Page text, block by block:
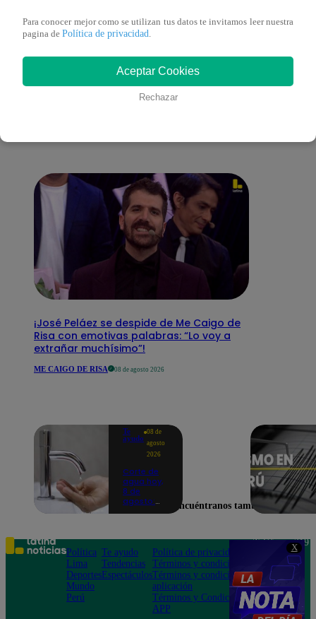
X
También te puede
¡José Peláez se despide de Me Caigo de
Risa con emotivas palabras: “Lo voy a
extrañar muchísimo”!
ME CAIGO DE RISA 08 de agosto 2026
Te
ayudo
08 de
agosto
2026
Corte de
agua hoy,
8 de
agosto:
sin el
servicio de
Sedapal
Para conocer mejor como se utilizan tus datos te invitamos leer nuestra
pagina de Política de privacidad
Aceptar Cookies
Rechazar
Encuéntranos también en
Política
Lima
Deportes
Mundo
Perú
Te ayudo
Tendencias
Espectáculos
Política de privacidad
Términos y condiciones
Términos y condiciones
aplicación
Términos y Condiciones
APP
Teléfono: 219
Av. San
Felipe 968
Jesús María